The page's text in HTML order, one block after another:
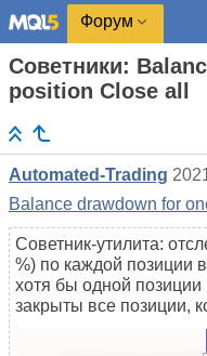
Форум
Советники:
position Close all
Automated-Trading
Balance drawdown for
Советник-утилита:
%) по каждой позиции
хотя бы одной
закрыты все позиции,